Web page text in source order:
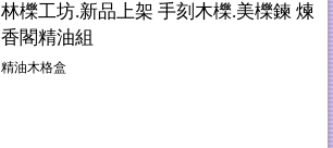
林櫟工坊.新品上架 手刻木櫟.美櫟鍊 煉
香閣精油組
精油木格盒